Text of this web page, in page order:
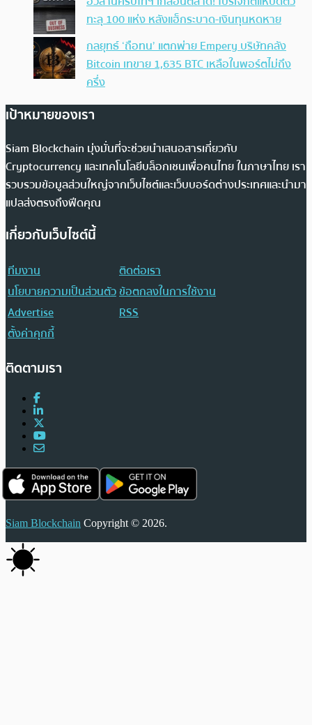
ทะลุ 100 แห่ง หลังแฮ็กระบาด-เงินทุนหดหาย
กลยุทธ์ ‘ถือทน’ แตกพ่าย Empery บริษัทคลัง
Bitcoin เทขาย 1,635 BTC เหลือในพอร์ตไม่ถึง
ครึ่ง
เป้าหมายของเรา
Siam Blockchain มุ่งมั่นที่จะช่วยนำเสนอสารเกี่ยวกับ
Cryptocurrency และเทคโนโลยีบล็อกเชนเพื่อคนไทย ในภาษาไทย เรา
รวบรวมข้อมูลส่วนใหญ่จากเว็บไซต์และเว็บบอร์ดต่างประเทศและนำมา
แปลส่งตรงถึงฟีดคุณ
เกี่ยวกับเว็บไซต์นี้
ทีมงาน
ติดต่อเรา
นโยบายความเป็นส่วนตัวข้อตกลงในการใช้งาน
Advertise
RSS
ตั้งค่าคุกกี้
ติดตามเรา
Siam Blockchain Copyright © 2026.